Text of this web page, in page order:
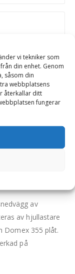
vi tekniker som
din enhet. Genom
såsom din
webbplatsens
återkallar ditt
fungerar
typ 3, volym
av
av hjullastare
Domex 355 plåt.
på